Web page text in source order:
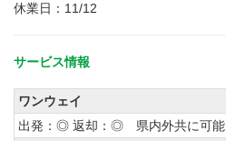
休業日：11/12
サービス情報
ワンウェイ
出発：◎ 返却：◎ 県内外共に可能